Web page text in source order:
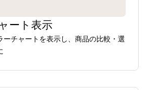
ート表示
ーチャートを表示し、商品の比較・選